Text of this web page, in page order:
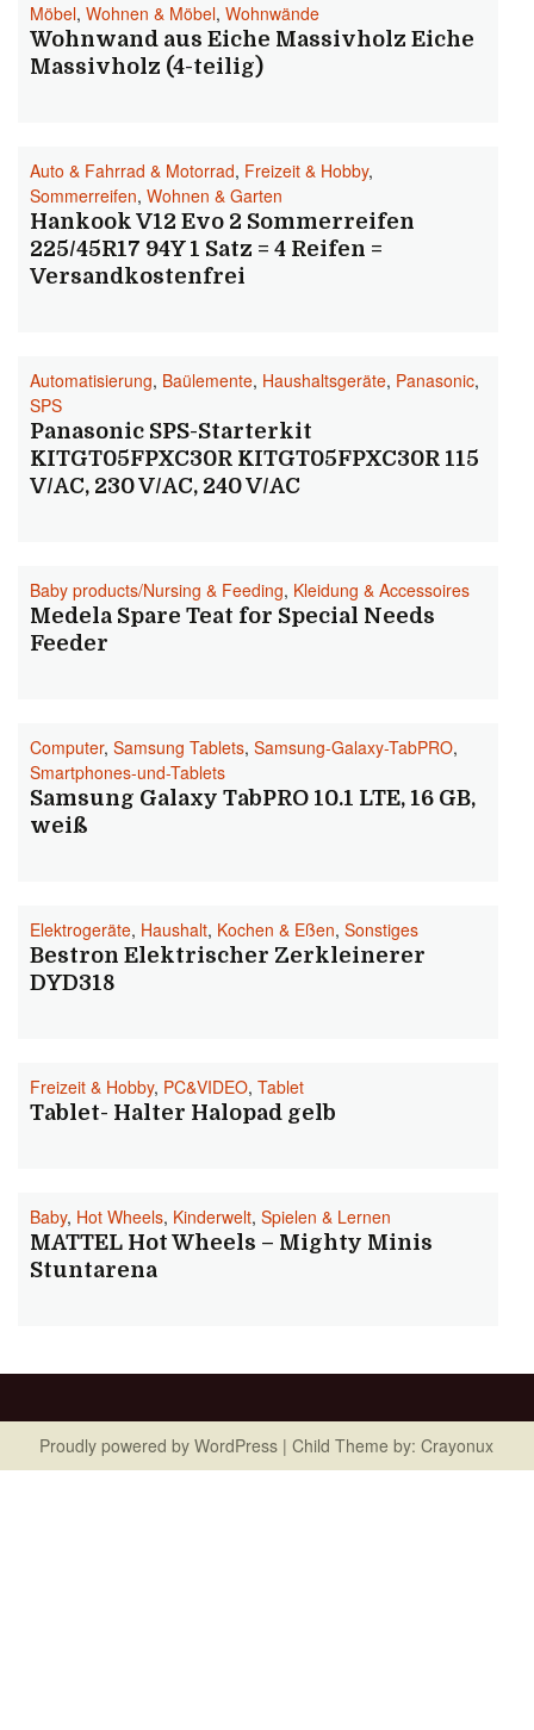
Möbel, Wohnen & Möbel, Wohnwände
Wohnwand aus Eiche Massivholz Eiche
Massivholz (4-teilig)
Auto & Fahrrad & Motorrad, Freizeit & Hobby,
Sommerreifen, Wohnen & Garten
Hankook V12 Evo 2 Sommerreifen
225/45R17 94Y 1 Satz = 4 Reifen =
Versandkostenfrei
Automatisierung, Baülemente, Haushaltsgeräte, Panasonic,
SPS
Panasonic SPS-Starterkit
KITGT05FPXC30R KITGT05FPXC30R 115
V/AC, 230 V/AC, 240 V/AC
Baby products/Nursing & Feeding, Kleidung & Accessoires
Medela Spare Teat for Special Needs
Feeder
Computer, Samsung Tablets, Samsung-Galaxy-TabPRO,
Smartphones-und-Tablets
Samsung Galaxy TabPRO 10.1 LTE, 16 GB,
weiß
Elektrogeräte, Haushalt, Kochen & Eßen, Sonstiges
Bestron Elektrischer Zerkleinerer
DYD318
Freizeit & Hobby, PC&VIDEO, Tablet
Tablet- Halter Halopad gelb
Baby, Hot Wheels, Kinderwelt, Spielen & Lernen
MATTEL Hot Wheels – Mighty Minis
Stuntarena
Proudly powered by WordPress | Child Theme by: Crayonux